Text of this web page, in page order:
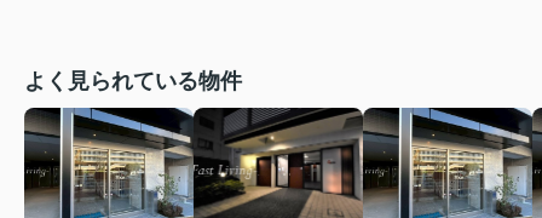
よく見られている物件